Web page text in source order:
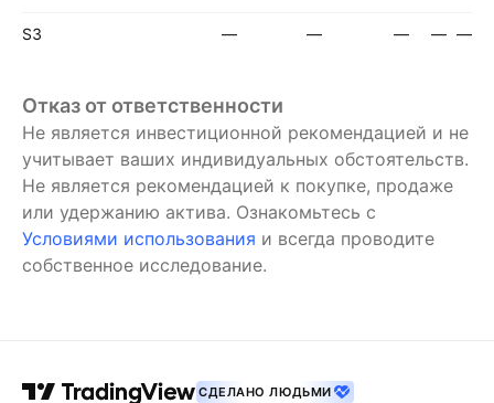
S3 — — — — —
Отказ от ответственности
Не является инвестиционной рекомендацией и не
учитывает ваших индивидуальных обстоятельств.
Не является рекомендацией к покупке, продаже
или удержанию актива. Ознакомьтесь с
Условиями использования и всегда проводите
собственное исследование.
СДЕЛАНО ЛЮДЬМИ